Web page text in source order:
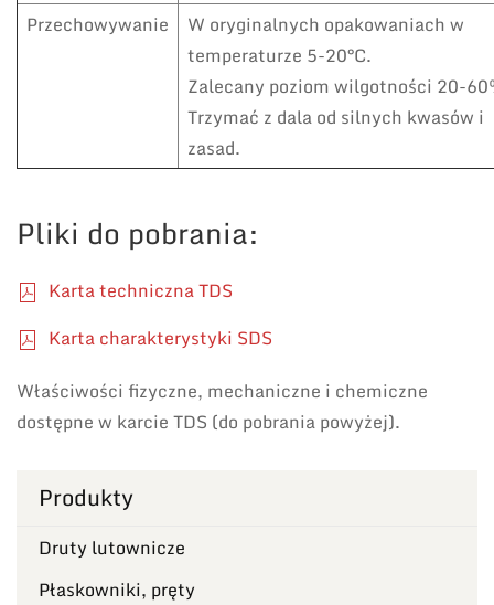
Przechowywanie
W oryginalnych opakowaniach w
temperaturze 5-20°C.
Zalecany poziom wilgotności 20-
Trzymać z dala od silnych kwasów i
zasad.
Pliki do pobrania:
Karta techniczna TDS
Karta charakterystyki SDS
Właściwości fizyczne, mechaniczne i chemiczne
dostępne w karcie TDS (do pobrania powyżej).
Produkty
Druty lutownicze
Płaskowniki, pręty